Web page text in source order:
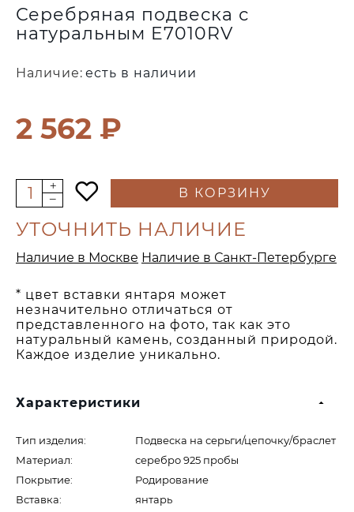
Серебряная подвеска с
натуральным E7010RV
2 562 ₽
Наличие: есть в наличии
В КОРЗИНУ
* цвет вставки янтаря может
незначительно отличаться от
представленного на фото, так как это
натуральный камень, созданный природой.
Каждое изделие уникально.
Характеристики
Тип изделия:
Подвеска на серьги/цепочку/браслет
Материал:
серебро 925 пробы
Покрытие:
Родирование
Вставка:
янтарь
УТОЧНИТЬ НАЛИЧИЕ
Наличие в Москве Наличие в Санкт-Петербурге